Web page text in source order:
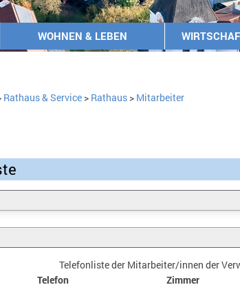
WOHNEN & LEBEN
Rathaus & Service> Rathaus> Mitarbeiter
Telefonliste der Mitarbeiter/innen der
Telefon Zimmer